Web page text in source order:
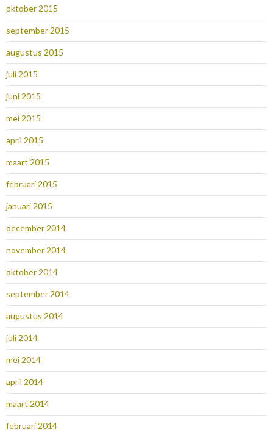
oktober 2015
september 2015
augustus 2015
juli 2015
juni 2015
mei 2015
april 2015
maart 2015
februari 2015
januari 2015
december 2014
november 2014
oktober 2014
september 2014
augustus 2014
juli 2014
mei 2014
april 2014
maart 2014
februari 2014